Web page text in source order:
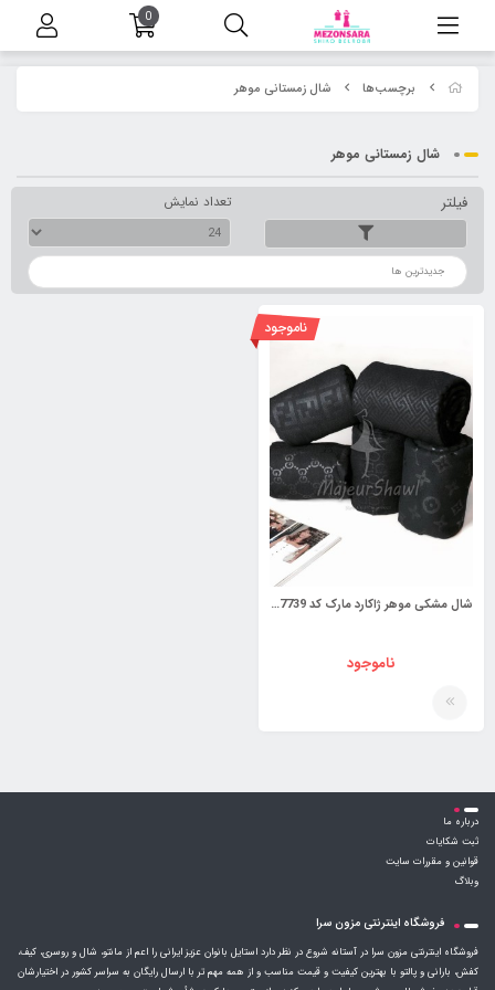
برچسب‌ها شال زمستانی موهر
شال زمستانی موهر
فیلتر تعداد نمایش
ترتیب
شال مشکی موهر ژاکارد مارک کد 3987739
ناموجود
ناموجود
درباره ما
ثبت شکایات
قوانین و مقررات سایت
وبلاگ
فروشگاه اینترنتی مزون سرا
فروشگاه اینترنتی مزون سرا در آستانه شروع در نظر دارد استایل بانوان عزیز ایرانی را اعم از مانتو، شال و روسری، کیف،
کفش، بارانی و پالتو با بهترین کیفیت و قیمت مناسب و از همه مهم تر با ارسال رایگان به سراسر کشور در اختیارشان
0